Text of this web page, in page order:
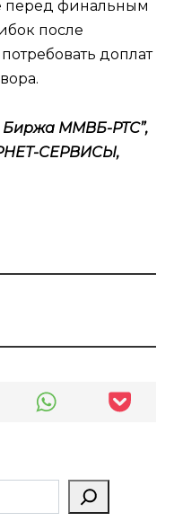
перед финальным
после
доплат
Биржа ММВБ-РТС”,
СЕРВИСЫ,